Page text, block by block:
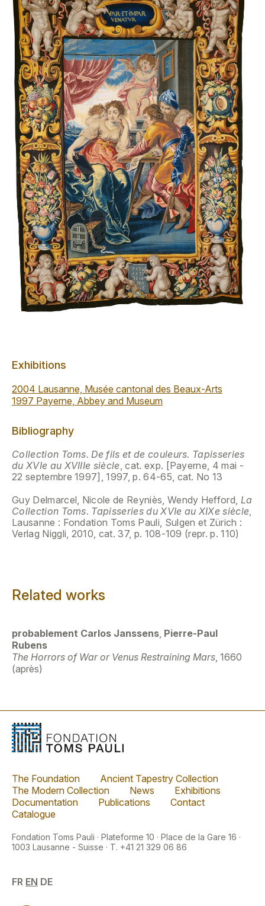
Exhibitions
2004 Lausanne, Musée cantonal des Beaux-Arts
1997 Payerne, Abbey and Museum
Bibliography
Collection Toms. De fils et de couleurs. Tapisseries
du XVIe au XVIIIe siècle, cat. exp. [Payerne, 4 mai -
22 septembre 1997], 1997, p. 64-65, cat. No 13
Guy Delmarcel, Nicole de Reyniès, Wendy Hefford, La
Collection Toms. Tapisseries du XVIe au XIXe siècle,
Lausanne : Fondation Toms Pauli, Sulgen et Zürich :
Verlag Niggli, 2010, cat. 37, p. 108-109 (repr. p. 110)
Related works
probablement Carlos Janssens, Pierre-Paul
Rubens
The Horrors of War or Venus Restraining Mars, 1660
(après)
The Foundation
Ancient Tapestry Collection
The Modern Collection
News
Exhibitions
Documentation
Publications
Contact
Catalogue
Fondation Toms Pauli · Plateforme 10 · Place de la Gare 16 ·
1003 Lausanne - Suisse · T. +41 21 329 06 86
FR EN DE